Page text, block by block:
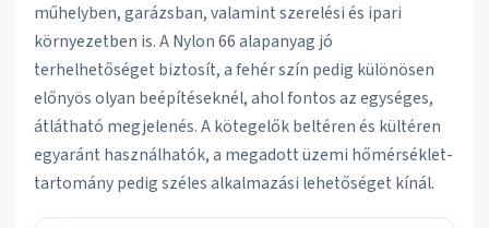
műhelyben, garázsban, valamint szerelési és ipari
környezetben is. A Nylon 66 alapanyag jó
terhelhetőséget biztosít, a fehér szín pedig különösen
előnyös olyan beépítéseknél, ahol fontos az egységes,
átlátható megjelenés. A kötegelők beltéren és kültéren
egyaránt használhatók, a megadott üzemi hőmérséklet-
tartomány pedig széles alkalmazási lehetőséget kínál.